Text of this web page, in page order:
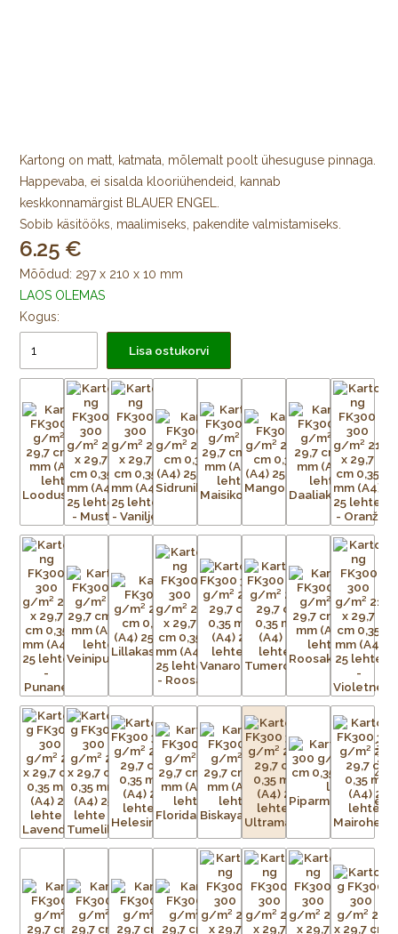
Kartong on matt, katmata, mõlemalt poolt ühesuguse pinnaga.
Happevaba, ei sisalda klooriühendeid, kannab
keskkonnamärgist BLAUER ENGEL.
Sobib käsitööks, maalimiseks, pakendite valmistamiseks.
6.25
Mõõdud: 297 x 210 x 10 mm
LAOS OLEMAS
Kogus:
Lisa ostukorvi